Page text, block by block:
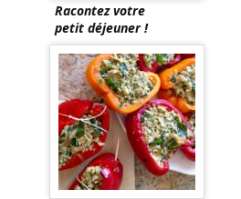
Racontez votre
petit déjeuner !